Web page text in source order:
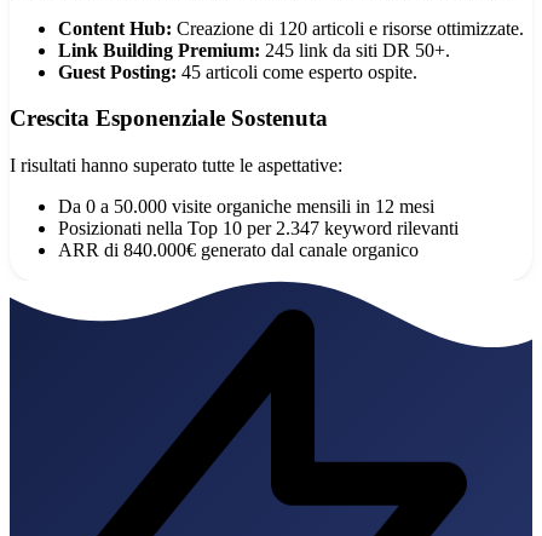
Content Hub: Creazione di 120 articoli e risorse ottimizzate.
Link Building Premium: 245 link da siti DR 50+.
Guest Posting: 45 articoli come esperto ospite.
Crescita Esponenziale Sostenuta
I risultati hanno superato tutte le aspettative:
Da 0 a 50.000 visite organiche mensili in 12 mesi
Posizionati nella Top 10 per 2.347 keyword rilevanti
ARR di 840.000€ generato dal canale organico